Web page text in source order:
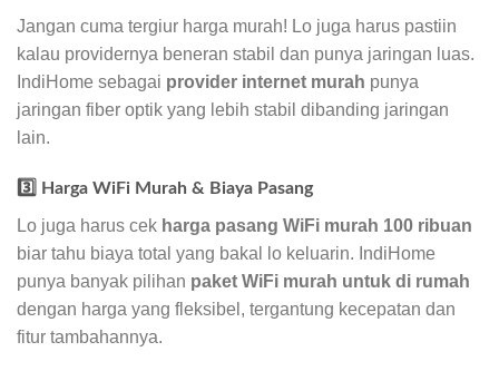
Jangan cuma tergiur harga murah! Lo juga harus pastiin
kalau providernya beneran stabil dan punya jaringan luas.
IndiHome sebagai provider internet murah punya
jaringan fiber optik yang lebih stabil dibanding jaringan
lain.
3️⃣ Harga WiFi Murah & Biaya Pasang
Lo juga harus cek harga pasang WiFi murah 100 ribuan
biar tahu biaya total yang bakal lo keluarin. IndiHome
punya banyak pilihan paket WiFi murah untuk di rumah
dengan harga yang fleksibel, tergantung kecepatan dan
fitur tambahannya.